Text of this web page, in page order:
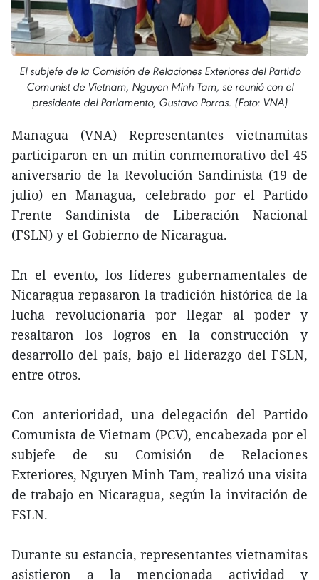
El subjefe de la Comisión de Relaciones Exteriores del Partido
Comunist de Vietnam, Nguyen Minh Tam, se reunió con el
presidente del Parlamento, Gustavo Porras. (Foto: VNA)
Managua (VNA) Representantes vietnamitas
participaron en un mitin conmemorativo del 45
aniversario de la Revolución Sandinista (19 de
julio) en Managua, celebrado por el Partido
Frente Sandinista de Liberación Nacional
(FSLN) y el Gobierno de Nicaragua.
En el evento, los líderes gubernamentales de
Nicaragua repasaron la tradición histórica de la
lucha revolucionaria por llegar al poder y
resaltaron los logros en la construcción y
desarrollo del país, bajo el liderazgo del FSLN,
entre otros.
Con anterioridad, una delegación del Partido
Comunista de Vietnam (PCV), encabezada por el
subjefe de su Comisión de Relaciones
Exteriores, Nguyen Minh Tam, realizó una visita
de trabajo en Nicaragua, según la invitación de
FSLN.
Durante su estancia, representantes vietnamitas
asistieron a la mencionada actividad y